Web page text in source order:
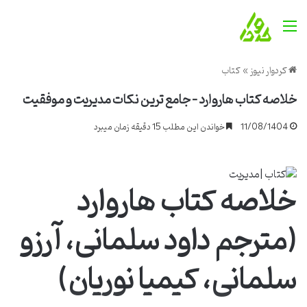
منو
کردوار نیوز»کتاب
خلاصه کتاب هاروارد – جامع ترین نکات مدیریت و موفقیت
11/08/1404 خواندن این مطلب 15 دقیقه زمان میبرد
خلاصه کتاب هاروارد
(مترجم داود سلمانی، آرزو
سلمانی، کیمیا نوریان)